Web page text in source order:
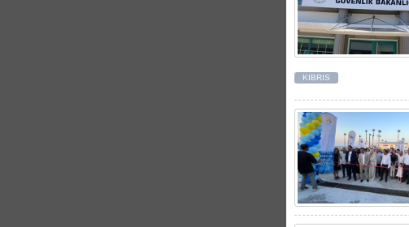
KIBRIS